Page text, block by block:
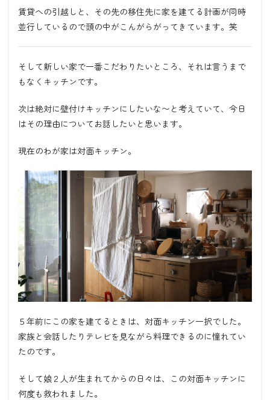
賃貸への引越しと、その先の移住先に家を建てる計画が同時
並行しているので頭の中がこんがらがってきています。笑
そして新しい家で一番こだわりたいところ、それは言うまで
もなくキッチンです。
次は絶対に壁付けキッチンにしたいな〜と考えていて、今日
はその理由についてお話したいと思います。
現在のわが家は対面キッチン。
５年前にこの家を建てるときは、対面キッチン一択でした。
家族と会話したりテレビを見ながら料理できるのに憧れてい
たのです。
そして娘２人が生まれてからの日々は、この対面キッチンに
何度も救われました。